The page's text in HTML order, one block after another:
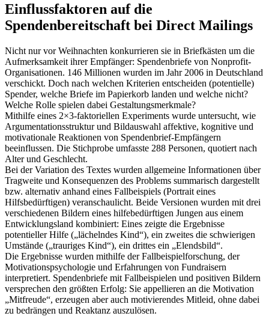
Einflussfaktoren auf die
Spendenbereitschaft bei Direct Mailings
Nicht nur vor Weihnachten konkurrieren sie in Briefkästen um die
Aufmerksamkeit ihrer Empfänger: Spendenbriefe von Nonprofit-
Organisationen. 146 Millionen wurden im Jahr 2006 in Deutschland
verschickt. Doch nach welchen Kriterien entscheiden (potentielle)
Spender, welche Briefe im Papierkorb landen und welche nicht?
Welche Rolle spielen dabei Gestaltungsmerkmale?
Mithilfe eines 2×3-faktoriellen Experiments wurde untersucht, wie
Argumentationsstruktur und Bildauswahl affektive, kognitive und
motivationale Reaktionen von Spendenbrief-Empfängern
beeinflussen. Die Stichprobe umfasste 288 Personen, quotiert nach
Alter und Geschlecht.
Bei der Variation des Textes wurden allgemeine Informationen über
Tragweite und Konsequenzen des Problems summarisch dargestellt
bzw. alternativ anhand eines Fallbeispiels (Portrait eines
Hilfsbedürftigen) veranschaulicht. Beide Versionen wurden mit drei
verschiedenen Bildern eines hilfebedürftigen Jungen aus einem
Entwicklungsland kombiniert: Eines zeigte die Ergebnisse
potentieller Hilfe („lächelndes Kind“), ein zweites die schwierigen
Umstände („trauriges Kind“), ein drittes ein „Elendsbild“.
Die Ergebnisse wurden mithilfe der Fallbeispielforschung, der
Motivationspsychologie und Erfahrungen von Fundraisern
interpretiert. Spendenbriefe mit Fallbeispielen und positiven Bildern
versprechen den größten Erfolg: Sie appellieren an die Motivation
„Mitfreude“, erzeugen aber auch motivierendes Mitleid, ohne dabei
zu bedrängen und Reaktanz auszulösen.